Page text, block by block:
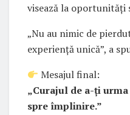
visează la oportunități
„Nu au nimic de
experiență unică”, a
Mesajul final:
„Curajul de a-ți
spre împlinire.”